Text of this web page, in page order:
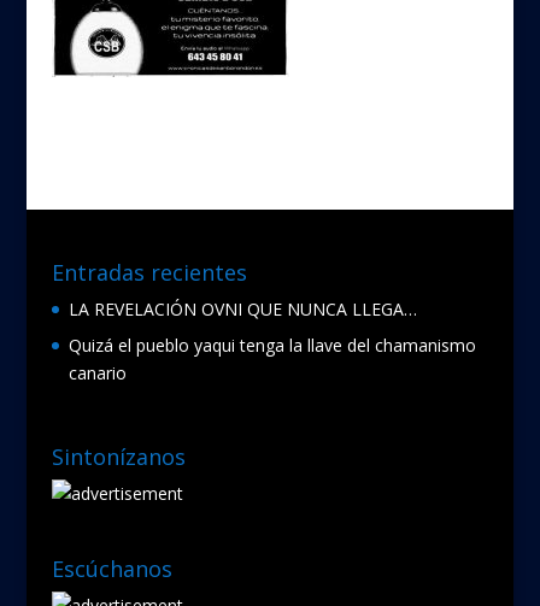
Entradas recientes
LA REVELACIÓN OVNI QUE NUNCA LLEGA…
Quizá el pueblo yaqui tenga la llave del chamanismo
canario
Sintonízanos
Escúchanos